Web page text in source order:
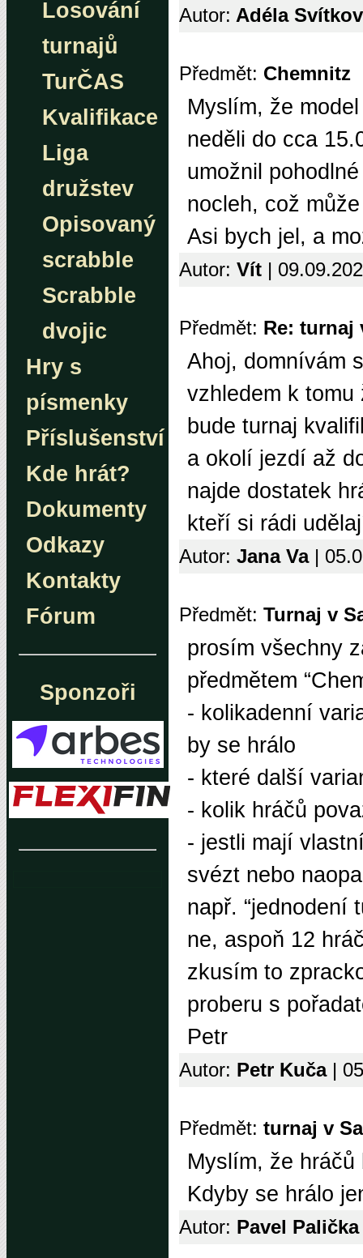
Losování
turnajů
TurČAS
Kvalifikace
Liga
družstev
Opisovaný
scrabble
Scrabble
dvojic
Hry s
písmenky
Příslušenství
Kde hrát?
Dokumenty
Odkazy
Kontakty
Fórum
Sponzoři
Autor: Adéla
Předmět: Chemnitz
Myslím, že
neděli do cca
umožnil
nocleh, což
Asi bych jel, a
Autor: Vít |
Předmět: Re: turnaj
Ahoj, domnívám
vzhledem k
bude turnaj
a okolí jezdí až
najde dostatek
kteří si rádi
Autor: Jana Va |
Předmět: Turnaj v
prosím všechny
předmětem
- kolikadenní
by se hrálo
- které další
- kolik hráčů
- jestli mají
svézt nebo
např. “jednodení
ne, aspoň 12
zkusím to
proberu s
Petr
Autor: Petr Kuča |
Předmět: turnaj v
Myslím, že
Kdyby se hrálo
Autor: Pavel